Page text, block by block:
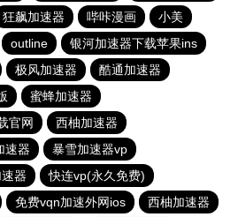
狂飙加速器 哔咔漫画
小美
outline
银河加速器下载苹果ins
极风加速器
酷通加速器
蜜蜂加速器
官网
西柚加速器
速器
暴雪加速器vp
器
快连vp(永久免费)
免费vqn加速外网ios
西柚加速器